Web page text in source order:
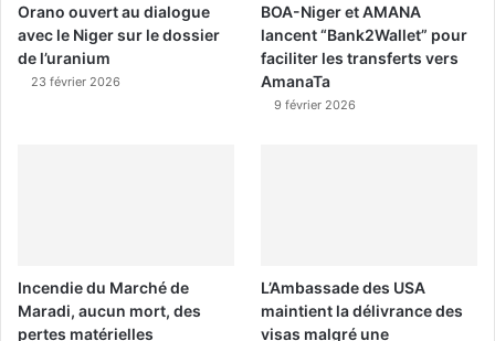
Orano ouvert au dialogue
avec le Niger sur le dossier
de l’uranium
23 février 2026
BOA-Niger et AMANA
lancent “Bank2Wallet” pour
faciliter les transferts vers
AmanaTa
9 février 2026
Incendie du Marché de
Maradi, aucun mort, des
pertes matérielles
L’Ambassade des USA
maintient la délivrance des
visas malgré une